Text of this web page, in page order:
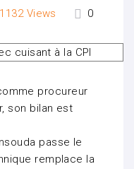
1132 Views 0
procureur
son bilan est
passe le
remplace la